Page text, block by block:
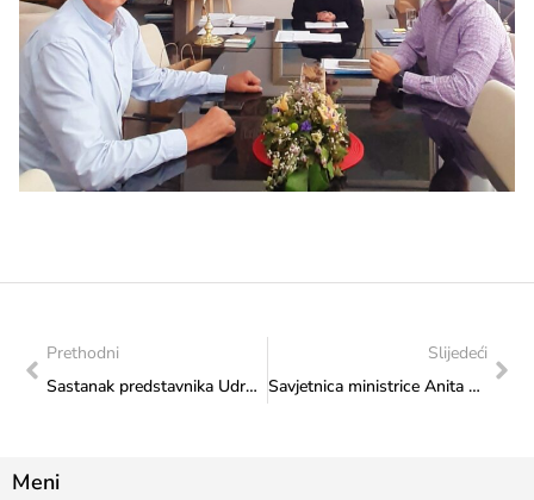
Prethodni
Sastanak predstavnika Udruženje filmskih radnika sa federalnom ministricom kulture i sporta
Slijedeći
Savjetnica ministrice Anita Vlašić učestvovala na panelu Vijeća mladih “Zašto je važno ulagati u omladinske strukture?”
Meni